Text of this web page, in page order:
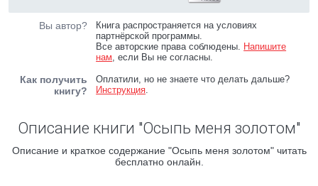
Вы автор?
Книга распространяется на условиях
партнёрской программы.
Все авторские права соблюдены. Напишите
нам, если Вы не согласны.
Как получить
книгу?
Оплатили, но не знаете что делать дальше?
Инструкция.
Описание книги "Осыпь меня золотом"
Описание и краткое содержание "Осыпь меня золотом" читать
бесплатно онлайн.